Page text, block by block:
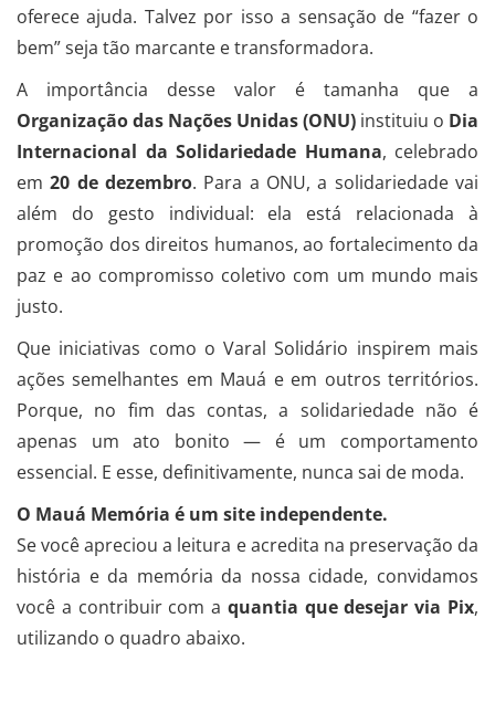
oferece ajuda. Talvez por isso a sensação de “fazer o
bem” seja tão marcante e transformadora.
A importância desse valor é tamanha que a
Organização das Nações Unidas (ONU) instituiu o Dia
Internacional da Solidariedade Humana, celebrado
em20 de dezembro. Para a ONU, a solidariedade vai
além do gesto individual: ela está relacionada à
promoção dos direitos humanos, ao fortalecimento da
paz e ao compromisso coletivo com um mundo mais
justo.
Que iniciativas como o Varal Solidário inspirem mais
ações semelhantes em Mauá e em outros territórios.
Porque, no fim das contas, a solidariedade não é
apenas um ato bonito — é um comportamento
essencial. E esse, definitivamente, nunca sai de moda.
O Mauá Memória é um site independente.
Se você apreciou a leitura e acredita na preservação da
história e da memória da nossa cidade, convidamos
você a contribuir com a quantia que desejar via Pix,
utilizando o quadro abaixo.